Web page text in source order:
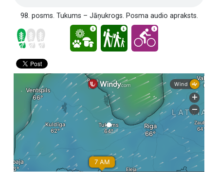
98. posms. Tukums – Jāņukrogs. Posma audio apraksts.